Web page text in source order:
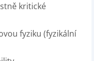
kritické
fyziku (fyzikální